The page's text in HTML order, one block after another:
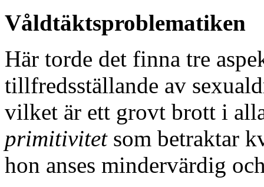
Våldtäktsproblematiken
Här torde det finna tre
tillfredsställande av
vilket är ett grovt brott i
primitivitetsom betraktar
hon anses mindervärdig